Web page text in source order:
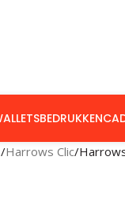
BEDRUKKEN
Harrows Clic